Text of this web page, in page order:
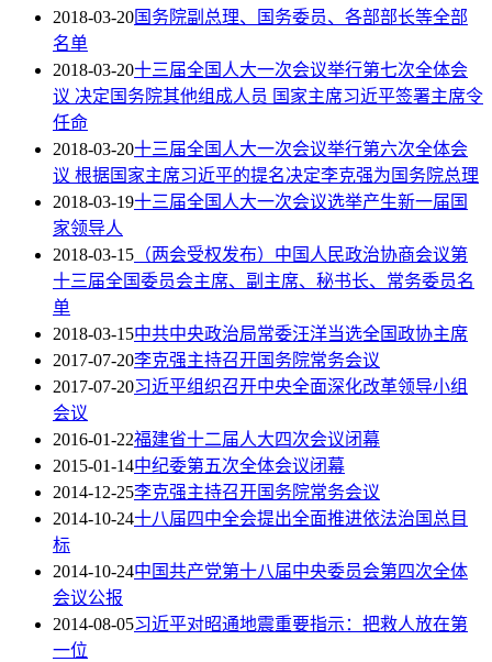
2018-03-20国务院副总理、国务委员、各部部长等全部
名单
2018-03-20十三届全国人大一次会议举行第七次全体会
议 决定国务院其他组成人员 国家主席习近平签署主席令
任命
2018-03-20十三届全国人大一次会议举行第六次全体会
议 根据国家主席习近平的提名决定李克强为国务院总理
2018-03-19十三届全国人大一次会议选举产生新一届国
家领导人
2018-03-15 （两会受权发布）中国人民政治协商会议第
十三届全国委员会主席、副主席、秘书长、常务委员名
单
2018-03-15中共中央政治局常委汪洋当选全国政协主席
2017-07-20李克强主持召开国务院常务会议
2017-07-20习近平组织召开中央全面深化改革领导小组
会议
2016-01-22福建省十二届人大四次会议闭幕
2015-01-14中纪委第五次全体会议闭幕
2014-12-25李克强主持召开国务院常务会议
2014-10-24十八届四中全会提出全面推进依法治国总目
标
2014-10-24中国共产党第十八届中央委员会第四次全体
会议公报
2014-08-05习近平对昭通地震重要指示：把救人放在第
一位